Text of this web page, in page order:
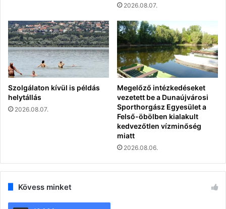
2026.08.07.
Szolgálaton kívül is példás
helytállás
2026.08.07.
Megelőző intézkedéseket
vezetett be a Dunaújvárosi
Sporthorgász Egyesület a
Felső-öbölben kialakult
kedvezőtlen vízminőség
miatt
2026.08.06.
Kövess minket